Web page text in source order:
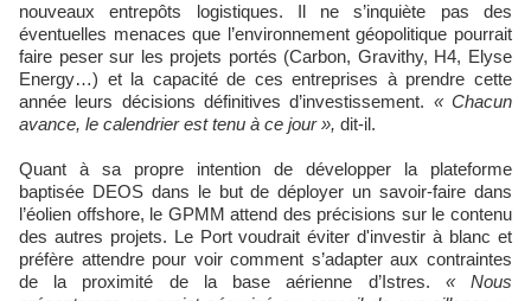
nouveaux entrepôts logistiques. Il ne s’inquiète pas des
éventuelles menaces que l’environnement géopolitique pourrait
faire peser sur les projets portés (Carbon, Gravithy, H4, Elyse
Energy…) et la capacité de ces entreprises à prendre cette
année leurs décisions définitives d’investissement. « Chacun
avance, le calendrier est tenu à ce jour », dit-il.
Quant à sa propre intention de développer la plateforme
baptisée DEOS dans le but de déployer un savoir-faire dans
l’éolien offshore, le GPMM attend des précisions sur le contenu
des autres projets. Le Port voudrait éviter d'investir à blanc et
préfère attendre pour voir comment s’adapter aux contraintes
de la proximité de la base aérienne d’Istres. « Nous